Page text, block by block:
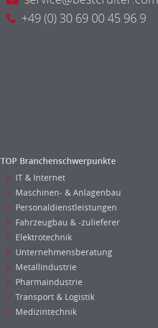
+49 (0) 30 69 00 45 96 9
TOP Branchenschwerpunkte
IT & Internet
Maschinen- & Anlagenbau
Personaldienstleistungen
Fahrzeugbau & -zulieferer
Elektrotechnik
Unternehmensberatung
Metallindustrie
Pharmaindustrie
Transport & Logistik
Medizintechnik